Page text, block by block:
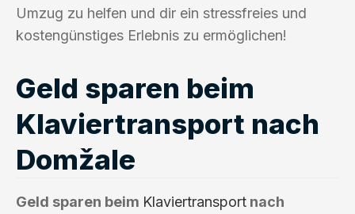
Umzug zu helfen und dir ein stressfreies und
kostengünstiges Erlebnis zu ermöglichen!
Geld sparen beim
Klaviertransport nach
Domžale
Geld sparen beim Klaviertransport nach